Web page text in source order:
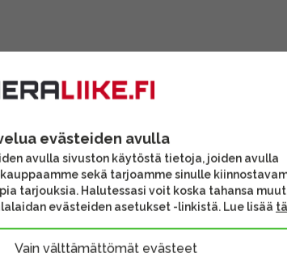
kaapeli,
evästeiden avulla
avulla sivuston käytöstä tietoja, joiden avulla
sekä tarjoamme sinulle
tarjouksia. Halutessasi voit koska tahansa
evästeiden asetukset -linkistä. Lue lisää
Vain välttämättömät evästeet